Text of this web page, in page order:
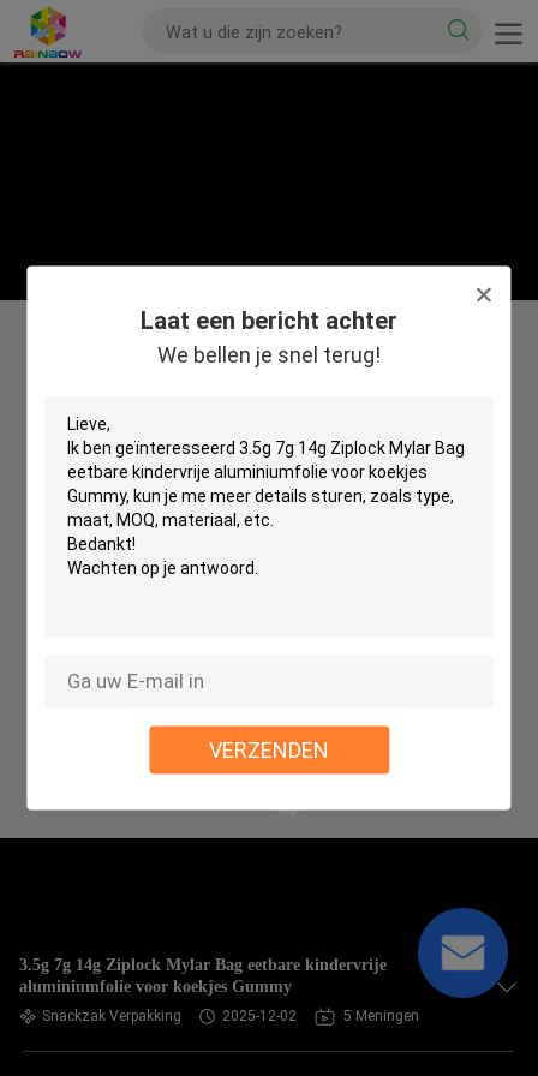
Laat een bericht achter
We bellen je snel terug!
VERZENDEN
3.5g 7g 14g Ziplock Mylar Bag eetbare kindervrije
aluminiumfolie voor koekjes Gummy
Snackzak Verpakking 2025-12-02 5 Meningen